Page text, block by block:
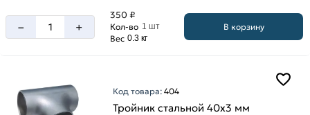
– +
350 ₽
Кол-во 1 шт
Вес 0.3 кг
В корзину
Код товара:404
Тройник стальной 40х3 мм